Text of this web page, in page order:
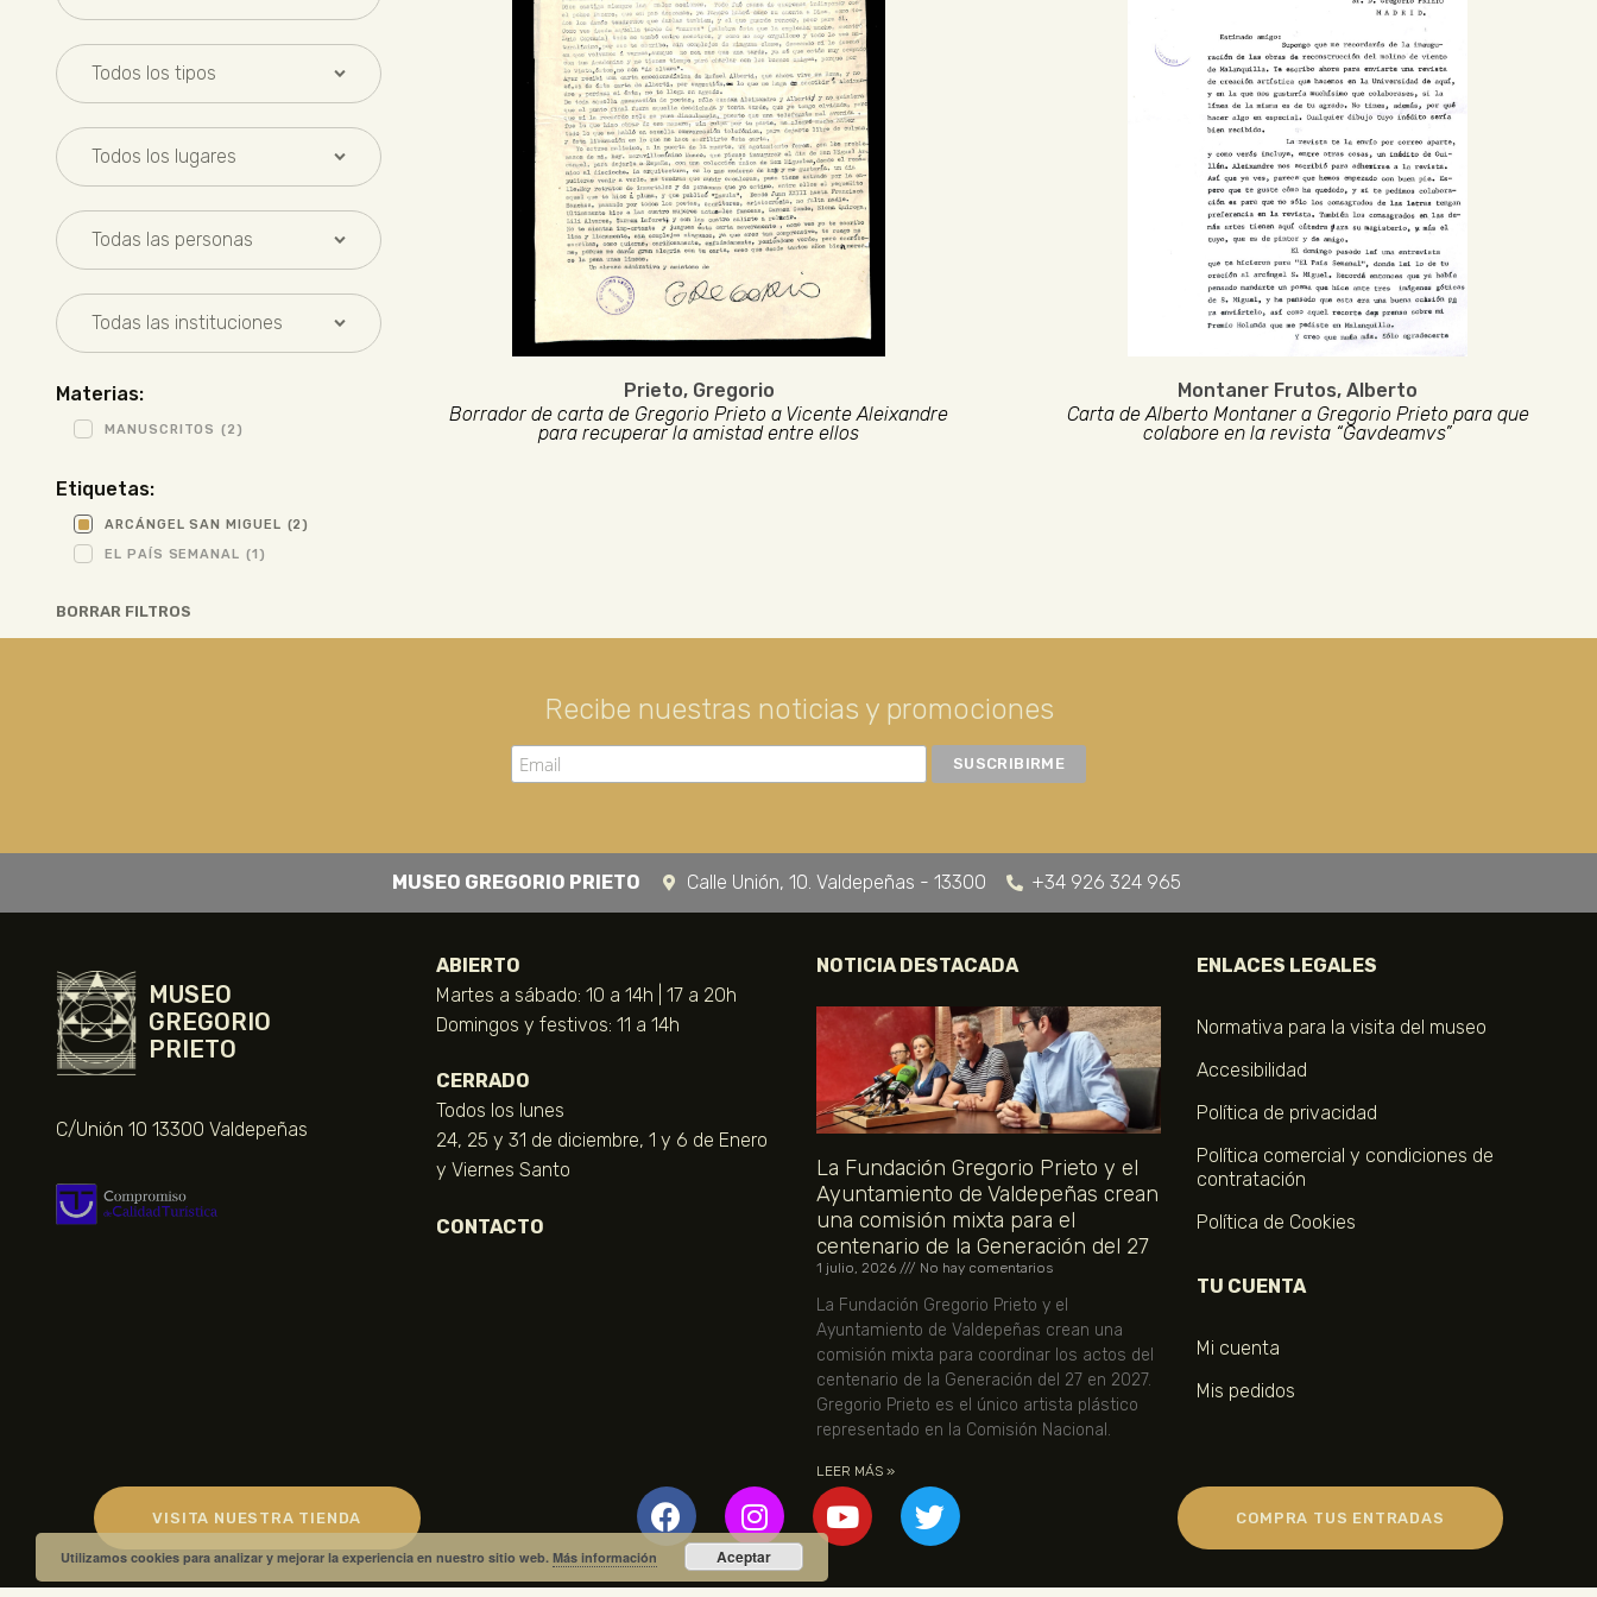
Materias:
MANUSCRITOS (2)
Etiquetas:
ARCÁNGEL SAN MIGUEL (2)
EL PAÍS SEMANAL (1)
BORRAR FILTROS
Prieto, Gregorio
Borrador de carta de Gregorio Prieto a Vicente Aleixandre
para recuperar la amistad entre ellos
Montaner Frutos, Alberto
Carta de Alberto Montaner a Gregorio Prieto para que
colabore en la revista “Gavdeamvs”
Recibe nuestras noticias y promociones
MUSEO GREGORIO PRIETO Calle Unión, 10. Valdepeñas - 13300 +34 926 324 965
MUSEO
GREGORIO
PRIETO
C/Unión 10 13300 Valdepeñas
ABIERTO
Martes a sábado: 10 a 14h | 17 a 20h
Domingos y festivos: 11 a 14h
CERRADO
Todos los lunes
24, 25 y 31 de diciembre, 1 y 6 de Enero
y Viernes Santo
CONTACTO
NOTICIA DESTACADA
La Fundación Gregorio Prieto y el
Ayuntamiento de Valdepeñas crean
una comisión mixta para el
centenario de la Generación del 27
1 julio, 2026 No hay comentarios
La Fundación Gregorio Prieto y el
Ayuntamiento de Valdepeñas crean una
comisión mixta para coordinar los actos del
centenario de la Generación del 27 en 2027.
Gregorio Prieto es el único artista plástico
representado en la Comisión Nacional.
LEER MÁS »
ENLACES LEGALES
Normativa para la visita del museo
Accesibilidad
Política de privacidad
Política comercial y condiciones de
contratación
Política de Cookies
TU CUENTA
Mi cuenta
Mis pedidos
VISITA NUESTRA TIENDA COMPRA TUS ENTRADAS
Utilizamos cookies para analizar y mejorar la experiencia en nuestro sitio web. Más información Aceptar